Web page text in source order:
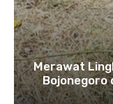
Merawat
Bojonegoro